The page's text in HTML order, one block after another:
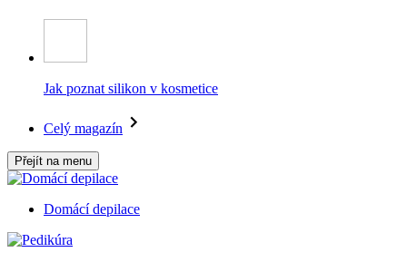
Jak poznat silikon v kosmetice
Celý magazín
Přejít na menu
Domácí depilace